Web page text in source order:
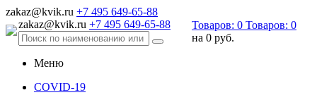
zakaz@kvik.ru +7 495 649-65-88
zakaz@kvik.ru +7 495 649-65-88 Товаров: 0 Товаров: 0
на 0 руб.
Меню
COVID-19